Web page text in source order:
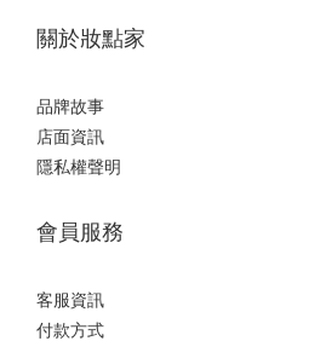
關於妝點家
品牌故事
店面資訊
隱私權聲明
會員服務
客服資訊
付款方式